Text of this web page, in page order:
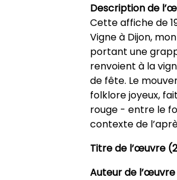
Description de
Cette affiche de
Vigne à Dijon,
portant une
renvoient à la
de fête. Le
folklore joyeux,
rouge - entre le
contexte de
Titre de l’œuvre
Auteur de